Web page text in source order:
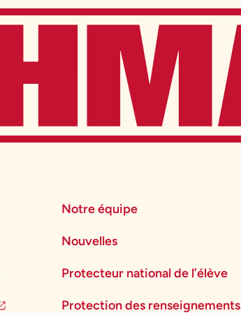
Notre équipe
Nouvelles
Protecteur national de l’élève
Protection des renseignements